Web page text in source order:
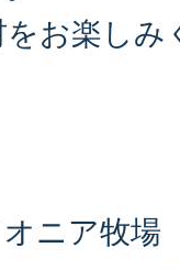
お楽しみ
ニア牧場